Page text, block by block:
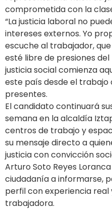
comprometida con la
“La justicia laboral no
intereses externos. Yo
escuche al trabajador,
esté libre de presiones
justicia social comienza
este país desde el trabajo
presentes.
El candidato continuará
semana en la alcaldía
centros de trabajo y
su mensaje directo a
justicia con convicción
Arturo Soto Reyes
ciudadanía a informarse,
perfil con experiencia
trabajadora.